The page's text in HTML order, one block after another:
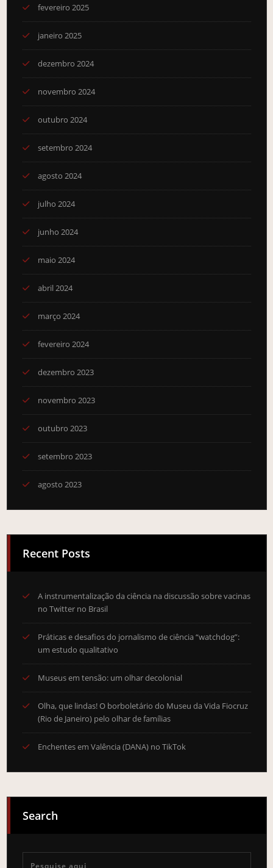
fevereiro 2025
janeiro 2025
dezembro 2024
novembro 2024
outubro 2024
setembro 2024
agosto 2024
julho 2024
junho 2024
maio 2024
abril 2024
março 2024
fevereiro 2024
dezembro 2023
novembro 2023
outubro 2023
setembro 2023
agosto 2023
Recent Posts
A instrumentalização da ciência na discussão sobre vacinas
no Twitter no Brasil
Práticas e desafios do jornalismo de ciência “watchdog”:
um estudo qualitativo
Museus em tensão: um olhar decolonial
Olha, que lindas! O borboletário do Museu da Vida Fiocruz
(Rio de Janeiro) pelo olhar de famílias
Enchentes em Valência (DANA) no TikTok
Search